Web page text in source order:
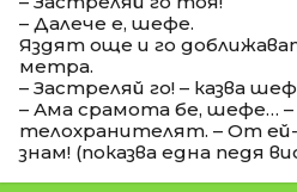
– Далече е, шефе.
Яздят още и го
метра.
– Застреляй го! – казва
– Ама срамота бе, шефе… –
телохранителят. – От
знам! (показва една педя